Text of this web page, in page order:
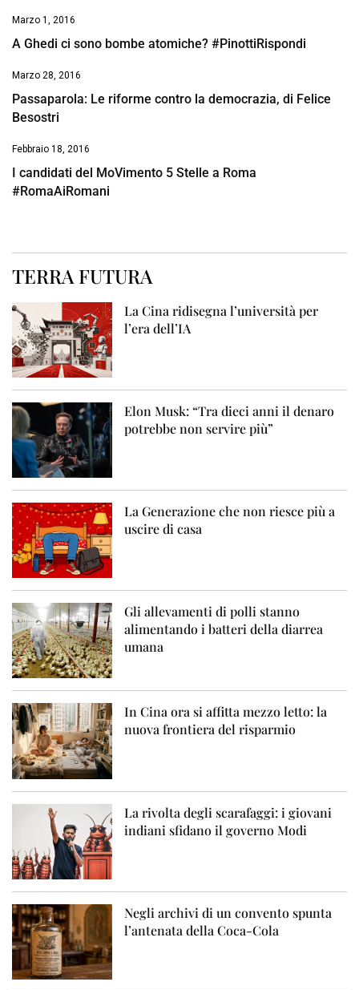
Marzo 1, 2016
A Ghedi ci sono bombe atomiche? #PinottiRispondi
Marzo 28, 2016
Passaparola: Le riforme contro la democrazia, di Felice
Besostri
Febbraio 18, 2016
I candidati del MoVimento 5 Stelle a Roma
#RomaAiRomani
TERRA FUTURA
La Cina ridisegna l’università per
l’era dell’IA
Elon Musk: “Tra dieci anni il denaro
potrebbe non servire più”
La Generazione che non riesce più a
uscire di casa
Gli allevamenti di polli stanno
alimentando i batteri della diarrea
umana
In Cina ora si affitta mezzo letto: la
nuova frontiera del risparmio
La rivolta degli scarafaggi: i giovani
indiani sfidano il governo Modi
Negli archivi di un convento spunta
l’antenata della Coca-Cola